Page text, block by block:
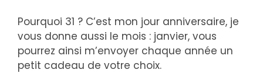
Pourquoi 31 ? C’est mon jour anniversaire, je
vous donne aussi le mois : janvier, vous
pourrez ainsi m’envoyer chaque année un
petit cadeau de votre choix.